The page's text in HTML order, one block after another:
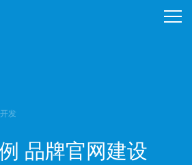
发
品牌官网建设